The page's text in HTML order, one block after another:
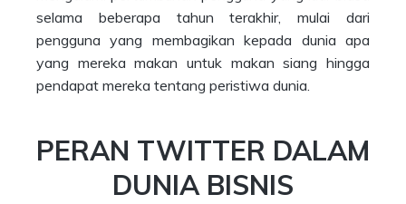
selama beberapa tahun terakhir, mulai dari
pengguna yang membagikan kepada dunia apa
yang mereka makan untuk makan siang hingga
pendapat mereka tentang peristiwa dunia.
PERAN TWITTER DALAM
DUNIA BISNIS